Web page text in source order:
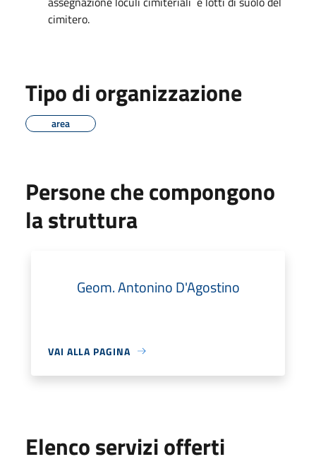
cimitero.
Tipo di organizzazione
area
Persone che compongono
la struttura
Geom. Antonino D'Agostino
VAI ALLA PAGINA
Elenco servizi offerti